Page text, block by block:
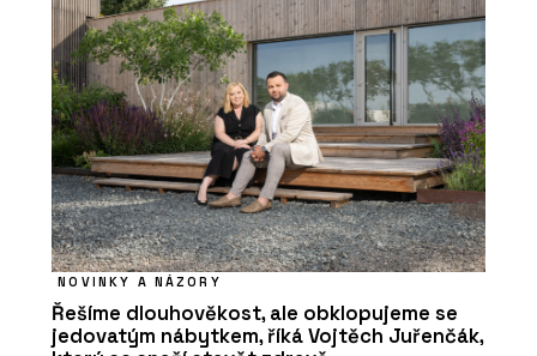
NOVINKY A NÁZORY
Řešíme dlouhověkost, ale obklopujeme se
jedovatým nábytkem, říká Vojtěch Juřenčák,